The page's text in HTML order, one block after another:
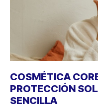
COSMÉTICA
PROTECCIÓN
SENCILLA